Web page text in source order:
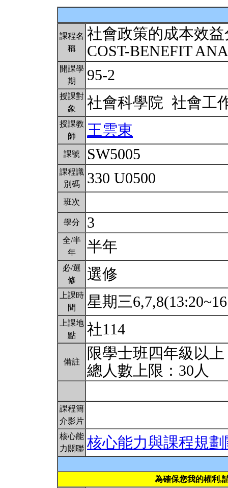
課程名
稱
社會政策的成本效
COST-BENEFIT
開課學
期
95-2
授課對
象
社會科學院 社會工
授課教
師
王雲東
課號 SW5005
課程識
別碼
330 U0500
班次
學分 3
全/半
年
半年
必/選
修
選修
上課時
間
星期三
上課地
點
社114
備註
限學士班四年級以上
總人數上限：30人
課程簡
介影片
核心能
力關聯 核心能力與課程規
為確保您我的權利,